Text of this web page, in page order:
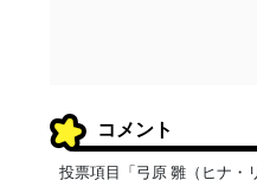
コメント
投票項目「弓原 雛（ヒナ・